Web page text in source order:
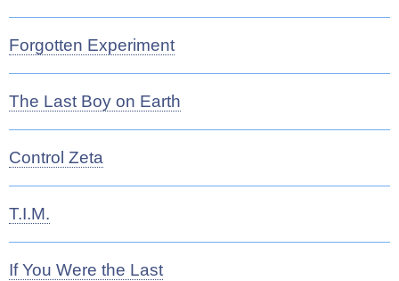
Forgotten Experiment
The Last Boy on Earth
Control Zeta
T.I.M.
If You Were the Last